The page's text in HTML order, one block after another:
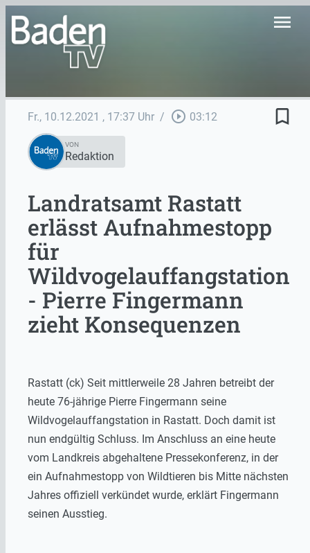
menu
Fr., 10.12.2021 , 17:37 Uhr / play_circle_outline 03:12 bookmark_border
VON
Redaktion
Landratsamt Rastatt
erlässt Aufnahmestopp
für
Wildvogelauffangstation
- Pierre Fingermann
zieht Konsequenzen
Rastatt (ck) Seit mittlerweile 28 Jahren betreibt der
heute 76-jährige Pierre Fingermann seine
Wildvogelauffangstation in Rastatt. Doch damit ist
nun endgültig Schluss. Im Anschluss an eine heute
vom Landkreis abgehaltene Pressekonferenz, in der
ein Aufnahmestopp von Wildtieren bis Mitte nächsten
Jahres offiziell verkündet wurde, erklärt Fingermann
seinen Ausstieg.